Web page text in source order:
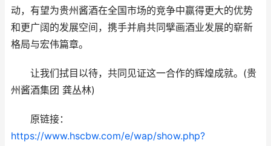
动，有望为贵州酱酒在全国市场的竞争中赢得更大的优势
和更广阔的发展空间，携手并肩共同擘画酒业发展的崭新
格局与宏伟篇章。
让我们拭目以待，共同见证这一合作的辉煌成就。(贵
州酱酒集团 龚丛林)
原链接：
https://www.hscbw.com/e/wap/show.php?